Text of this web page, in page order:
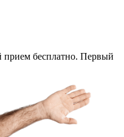
бесплатно. Первый